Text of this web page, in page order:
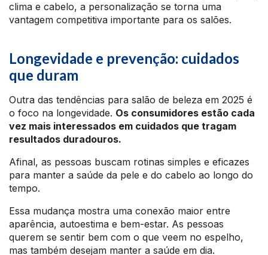
clima e cabelo, a personalização se torna uma
vantagem competitiva importante para os salões.
Longevidade e prevenção: cuidados
que duram
Outra das tendências para salão de beleza em 2025 é
o foco na longevidade. Os consumidores estão cada
vez mais interessados em cuidados que tragam
resultados duradouros.
Afinal, as pessoas buscam rotinas simples e eficazes
para manter a saúde da pele e do cabelo ao longo do
tempo.
Essa mudança mostra uma conexão maior entre
aparência, autoestima e bem-estar. As pessoas
querem se sentir bem com o que veem no espelho,
mas também desejam manter a saúde em dia.